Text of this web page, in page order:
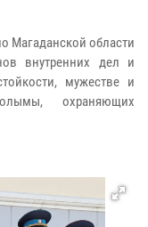
Магаданской области
внутренних дел и
мужестве и
охраняющих